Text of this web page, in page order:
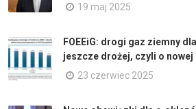
19 maj 2025
FOEEiG: drogi gaz ziemny
jeszcze drożej, czyli o nowej
23 czerwiec 2025